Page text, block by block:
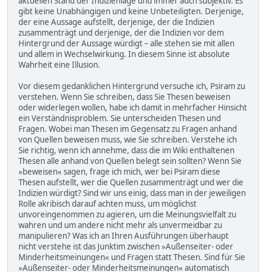
gibt keine Unabhängigen und keine Unbeteiligten. Derjenige,
der eine Aussage aufstellt, derjenige, der die Indizien
zusammenträgt und derjenige, der die Indizien vor dem
Hintergrund der Aussage würdigt – alle stehen sie mit allen
und allem in Wechselwirkung. In diesem Sinne ist absolute
Wahrheit eine Illusion.
Vor diesem gedanklichen Hintergrund versuche ich, Psiram zu
verstehen. Wenn Sie schreiben, dass Sie Thesen beweisen
oder widerlegen wollen, habe ich damit in mehrfacher Hinsicht
ein Verständnisproblem. Sie unterscheiden Thesen und
Fragen. Wobei man Thesen im Gegensatz zu Fragen anhand
von Quellen beweisen muss, wie Sie schreiben. Verstehe ich
Sie richtig, wenn ich annehme, dass die im Wiki enthaltenen
Thesen alle anhand von Quellen belegt sein sollten? Wenn Sie
»beweisen« sagen, frage ich mich, wer bei Psiram diese
Thesen aufstellt, wer die Quellen zusammenträgt und wer die
Indizien würdigt? Sind wir uns einig, dass man in der jeweiligen
Rolle akribisch darauf achten muss, um möglichst
unvoreingenommen zu agieren, um die Meinungsvielfalt zu
wahren und um andere nicht mehr als unvermeidbar zu
manipulieren? Was ich an Ihren Ausführungen überhaupt
nicht verstehe ist das Junktim zwischen »Außenseiter- oder
Minderheitsmeinungen« und Fragen statt Thesen. Sind für Sie
»Außenseiter- oder Minderheitsmeinungen« automatisch